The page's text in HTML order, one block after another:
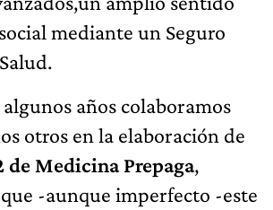
mediante un Seguro
años colaboramos
otros en la elaboración de
de Medicina Prepaga,
-aunque imperfecto -este